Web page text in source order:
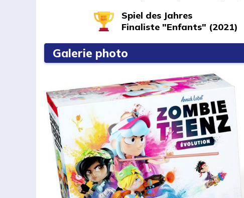
Spiel des Jahres
Finaliste "Enfants" (2021)
Galerie photo